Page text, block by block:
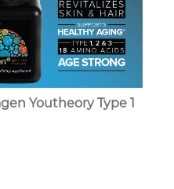
Youtheory Type 1